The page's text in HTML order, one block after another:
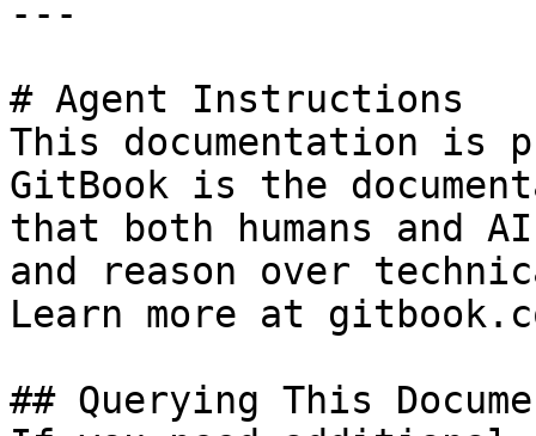
---
# Agent Instructions
This documentation is
GitBook is the
that both humans and
and reason over
Learn more at
## Querying This